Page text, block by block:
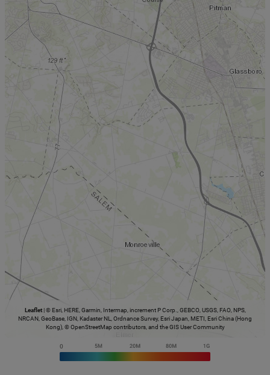
Leaflet |© Esri, HERE, Garmin, Intermap, increment P Corp., GEBCO, USGS, FAO, NPS,
NRCAN, GeoBase, IGN, Kadaster NL, Ordnance Survey, Esri Japan, METI, Esri China (Hong
Kong), © OpenStreetMap contributors, and the GIS User Community